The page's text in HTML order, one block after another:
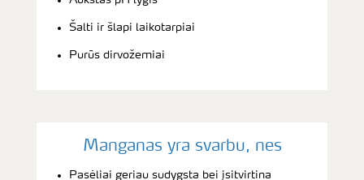
Šalti ir šlapi laikotarpiai
Purūs dirvožemiai
Manganas yra svarbu, nes
Pasėliai geriau sudygsta bei įsitvirtina